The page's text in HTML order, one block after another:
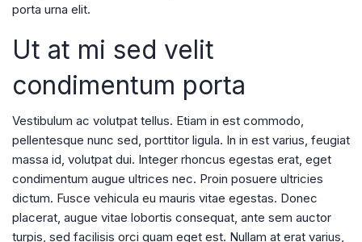
porta urna elit.
Ut at mi sed velit
condimentum porta
Vestibulum ac volutpat tellus. Etiam in est commodo,
pellentesque nunc sed, porttitor ligula. In in est varius, feugiat
massa id, volutpat dui. Integer rhoncus egestas erat, eget
condimentum augue ultrices nec. Proin posuere ultricies
dictum. Fusce vehicula eu mauris vitae egestas. Donec
placerat, augue vitae lobortis consequat, ante sem auctor
turpis, sed facilisis orci quam eget est. Nullam at erat varius,